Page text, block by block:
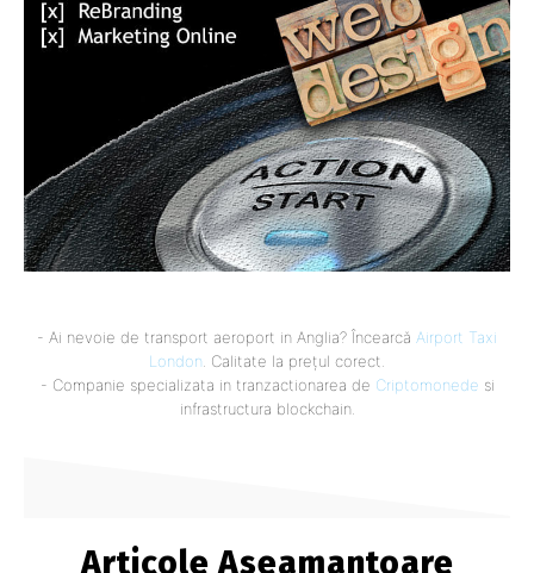
- Ai nevoie de transport aeroport in Anglia? Încearcă Airport Taxi
London. Calitate la prețul corect.
- Companie specializata in tranzactionarea de Criptomonede si
infrastructura blockchain.
Articole Aseamantoare